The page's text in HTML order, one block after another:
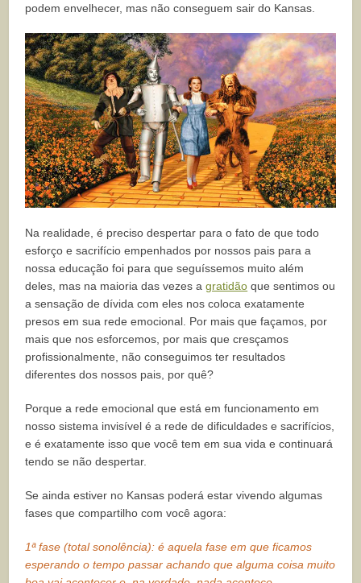
podem envelhecer, mas não conseguem sair do Kansas.
Na realidade, é preciso despertar para o fato de que todo
esforço e sacrifício empenhados por nossos pais para a
nossa educação foi para que seguíssemos muito além
deles, mas na maioria das vezes agratidão que sentimos ou
a sensação de dívida com eles nos coloca exatamente
presos em sua rede emocional. Por mais que façamos, por
mais que nos esforcemos, por mais que cresçamos
profissionalmente, não conseguimos ter resultados
diferentes dos nossos pais, por quê?
Porque a rede emocional que está em funcionamento em
nosso sistema invisível é a rede de dificuldades e sacrifícios,
e é exatamente isso que você tem em sua vida e continuará
tendo se não despertar.
Se ainda estiver no Kansas poderá estar vivendo algumas
fases que compartilho com você agora:
1ª fase (total sonolência): é aquela fase em que ficamos
esperando o tempo passar achando que alguma coisa muito